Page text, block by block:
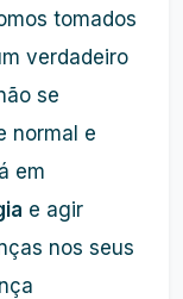
tomados
verdadeiro
se
normal e
em
e agir
nos seus